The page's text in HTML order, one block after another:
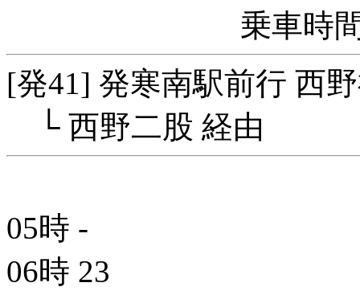
乗車時
[発41] 発寒南駅前行 西
└ 西野二股 経由
05時 -
06時 23